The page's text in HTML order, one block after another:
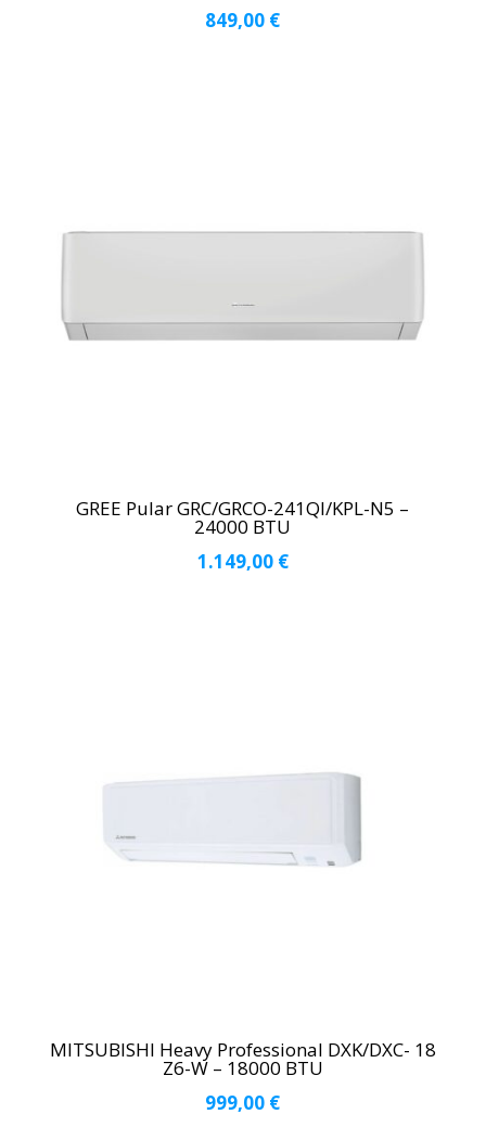
849,00 €
GREE Pular GRC/GRCO-241QI/KPL-N5 –
24000 BTU
1.149,00 €
MITSUBISHI Heavy Professional DXK/DXC- 18
Z6-W – 18000 BTU
999,00 €